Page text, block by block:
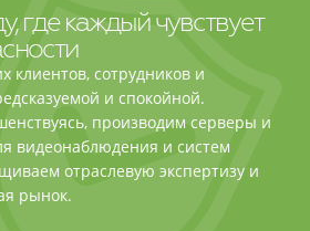
где каждый чувствует
клиентов, сотрудников и
и спокойной.
производим серверы и
видеонаблюдения и систем
отраслевую экспертизу и
рынок.